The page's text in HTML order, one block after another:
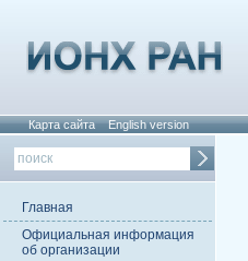
Карта сайта English version
Главная
Официальная информация
об организации